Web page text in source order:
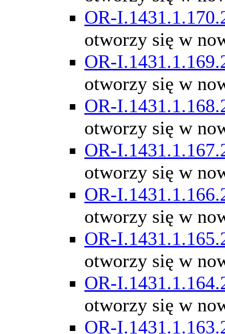
OR-
otworzy się w
OR-
otworzy się w
OR-
otworzy się w
OR-
otworzy się w
OR-
otworzy się w
OR-
otworzy się w
OR-
otworzy się w
OR-